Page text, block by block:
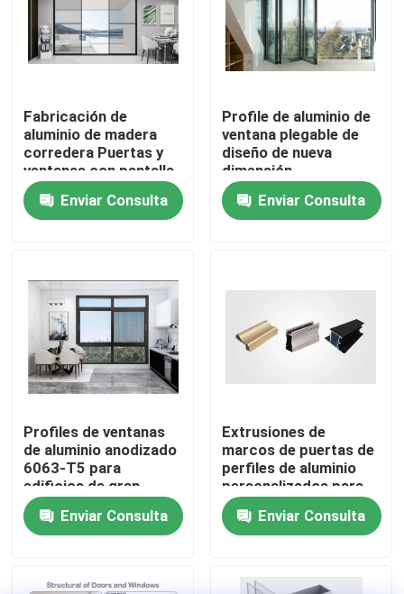
Productos
Sobre nosotros
Control de Calidad
Contacto
Todos los casos
Solicitar una cotización
perfiles de aluminio para las ventanas y las puertas
Fabricación de
aluminio de madera
corredera Puertas y
ventanas con pantalla
a prueba de polvo
Enviar Consulta
Profile de aluminio de
ventana plegable de
diseño de nueva
dimensión
Enviar Consulta
Profiles de ventanas
de aluminio anodizado
6063-T5 para
edificios de gran
altura
Enviar Consulta
Extrusiones de
marcos de puertas de
perfiles de aluminio
personalizados para
ventanas corredizas
Enviar Consulta